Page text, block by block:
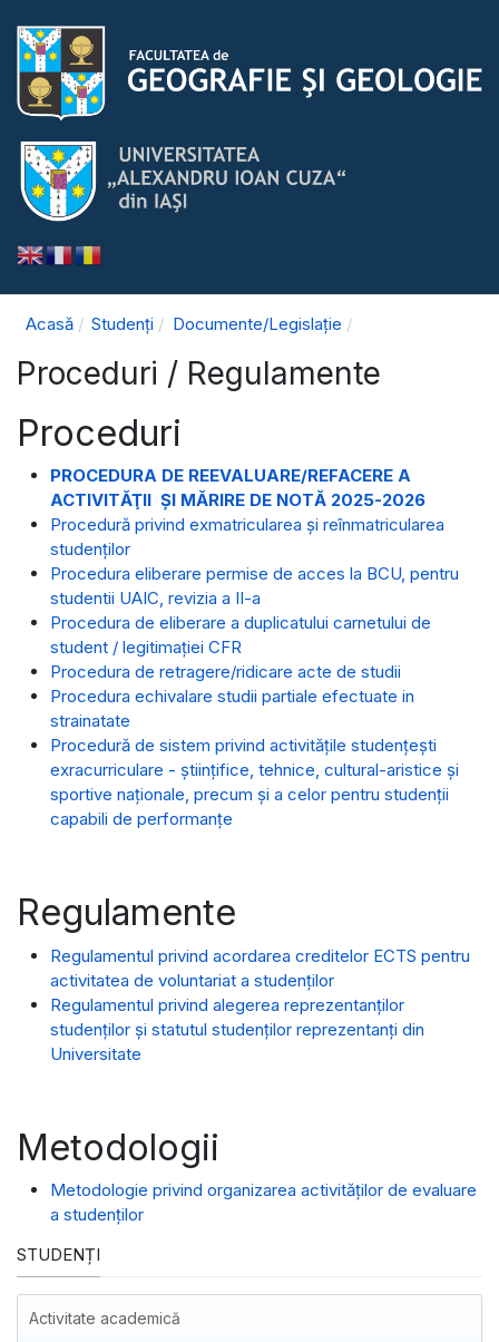
Acasă Studenți Documente/Legislație
Proceduri / Regulamente
Proceduri
PROCEDURA DE REEVALUARE/REFACERE A
ACTIVITĂŢII ŞI MĂRIRE DE NOTĂ 2025-2026
Procedură privind exmatricularea și reînmatricularea
studenților
Procedura eliberare permise de acces la BCU, pentru
studentii UAIC, revizia a II-a
Procedura de eliberare a duplicatului carnetului de
student / legitimației CFR
Procedura de retragere/ridicare acte de studii
Procedura echivalare studii partiale efectuate in
strainatate
Procedură de sistem privind activitățile studențești
exracurriculare - științifice, tehnice, cultural-aristice și
sportive naționale, precum și a celor pentru studenții
capabili de performanțe
Regulamente
Regulamentul privind acordarea creditelor ECTS pentru
activitatea de voluntariat a studenților
Regulamentul privind alegerea reprezentanților
studenților și statutul studenților reprezentanți din
Universitate
Metodologii
Metodologie privind organizarea activităților de evaluare
a studenților
STUDENȚI
Activitate academică